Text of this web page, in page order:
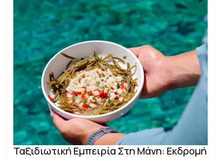
Ταξιδιωτική Εμπειρία Στη Μάνη: Εκδρομή